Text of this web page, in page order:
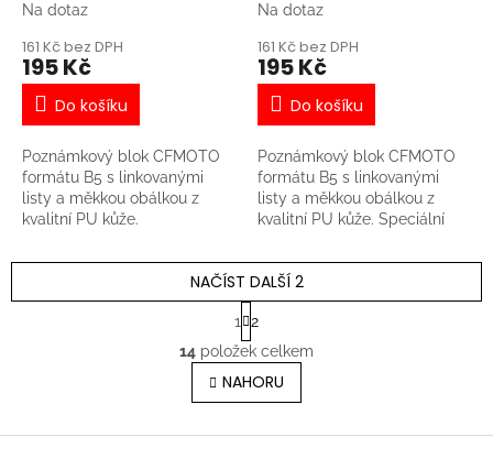
Na dotaz
161 Kč bez DPH
195 Kč
Do košíku
Poznámkový blok CFMOTO
formátu B5 s linkovanými
listy a měkkou obálkou z
kvalitní PU kůže.
Na dotaz
161 Kč bez DPH
195 Kč
Do košíku
Poznámkový blok CFMOTO
formátu B5 s linkovanými
listy a měkkou obálkou z
kvalitní PU kůže. Speciální
značky CFMOTO.
O
v
l
á
NAČÍST DALŠÍ 2
S
t
r
á
n
k
v
1
2
14 položek celkem
NAHORU
Z